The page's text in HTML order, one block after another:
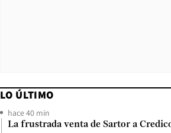
LO ÚLTIMO
hace 40 min
La frustrada venta de Sartor a